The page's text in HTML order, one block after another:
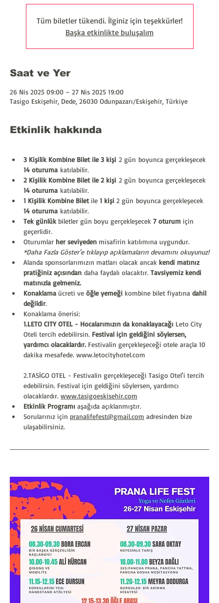
Tüm biletler tükendi. İlginiz için teşekkürler!
Başka etkinlikte buluşalım
Saat ve Yer
26 Nis 2025 09:00 – 27 Nis 2025 19:00
Tasigo Eskişehir, Dede, 26030 Odunpazarı/Eskişehir, Türkiye
Etkinlik hakkında
3 Kişilik Kombine Bilet ile 3 kişi 2 gün boyunca gerçekleşecek
14 oturuma katılabilir.
2 Kişilik Kombine Bilet ile 2 kişi 2 gün boyunca gerçekleşecek
14 oturuma katılabilir.
1 Kişilik Kombine Bilet ile 1 kişi 2 gün boyunca gerçekleşecek
14 oturuma katılabilir.
Tek günlük biletler gün boyu gerçekleşecek 7 oturum için
geçerlidir.
Oturumlar her seviyeden misafirin katılımına uygundur.
*Daha Fazla Göster'e tıklayıp açıklamaların devamını okuyunuz!
Alanda sponsorlarımızın matları olacak ancak kendi matınız
pratiğiniz açısından daha faydalı olacaktır. Tavsiyemiz kendi
matınızla gelmeniz.
Konaklama ücreti ve öğle yemeği kombine bilet fiyatına dahil
değildir.
Konaklama önerisi:
1.LETO CITY OTEL - Hocalarımızın da konaklayacağı Leto City
Oteli tercih edebilirsin. Festival için geldiğini söylersen,
yardımcı olacaklardır. Festivalin gerçekleşeceği otele araçla 10
dakika mesafede. www.letocityhotel.com
2.TASİGO OTEL - Festivalin gerçekleşeceği Tasigo Otel'i tercih
edebilirsin. Festival için geldiğini söylersen, yardımcı
olacaklardır. www.tasigoeskisehir.com
Etkinlik Programı aşağıda açıklanmıştır.
Sorularınız için pranalifefest@gmail.com adresinden bize
ulaşabilirsiniz.